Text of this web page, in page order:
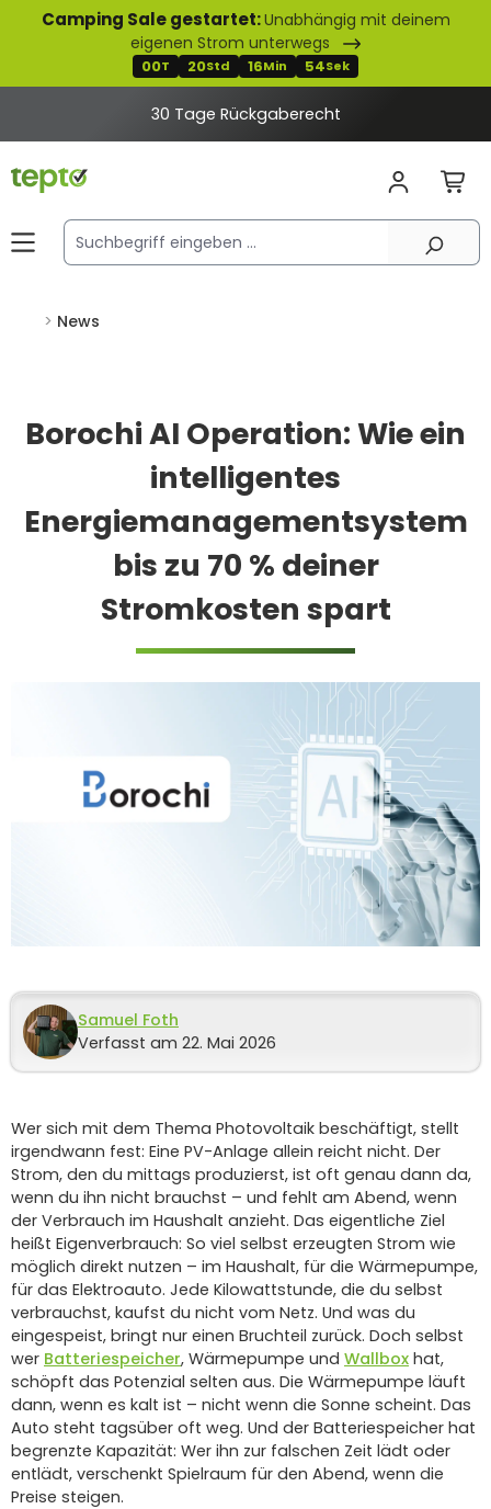
springen
Camping Sale gestartet:Unabhängig mit deinem
eigenen Strom unterwegs
00T 20Std 16Min 53Sek
30 Tage Rückgaberecht
News
Borochi AI Operation: Wie ein
intelligentes
Energiemanagementsystem
bis zu 70 % deiner
Stromkosten spart
Samuel Foth
Verfasst am 22. Mai 2026
Wer sich mit dem Thema Photovoltaik beschäftigt, stellt
irgendwann fest: Eine PV-Anlage allein reicht nicht. Der
Strom, den du mittags produzierst, ist oft genau dann da,
wenn du ihn nicht brauchst – und fehlt am Abend, wenn
der Verbrauch im Haushalt anzieht. Das eigentliche Ziel
heißt Eigenverbrauch: So viel selbst erzeugten Strom wie
möglich direkt nutzen – im Haushalt, für die Wärmepumpe,
für das Elektroauto. Jede Kilowattstunde, die du selbst
verbrauchst, kaufst du nicht vom Netz. Und was du
eingespeist, bringt nur einen Bruchteil zurück. Doch selbst
wer Batteriespeicher, Wärmepumpe und Wallbox hat,
schöpft das Potenzial selten aus. Die Wärmepumpe läuft
dann, wenn es kalt ist – nicht wenn die Sonne scheint. Das
Auto steht tagsüber oft weg. Und der Batteriespeicher hat
begrenzte Kapazität: Wer ihn zur falschen Zeit lädt oder
entlädt, verschenkt Spielraum für den Abend, wenn die
Preise steigen.